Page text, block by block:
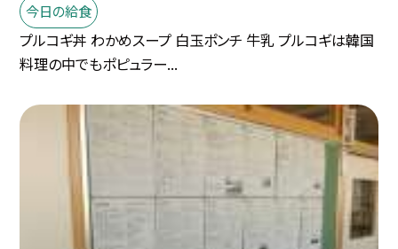
今日の給食
プルコギ丼 わかめスープ 白玉ポンチ 牛乳 プルコギは韓国
料理の中でもポピュラー...